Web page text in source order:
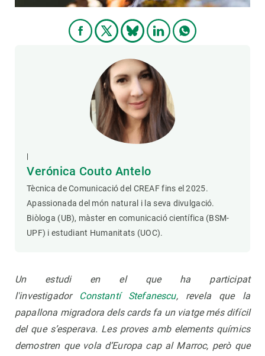
Verónica Couto Antelo
Tècnica de Comunicació del CREAF fins el 2025.
Apassionada del món natural i la seva divulgació.
Biòloga (UB), màster en comunicació científica (BSM-
UPF) i estudiant Humanitats (UOC).
Un estudi en el que ha participat
l'investigador Constantí Stefanescu, revela que la
papallona migradora dels cards fa un viatge més difícil
del que s’esperava. Les proves amb elements químics
demostren que vola d’Europa cap al Marroc, però que